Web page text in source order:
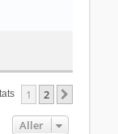
1 2
Aller